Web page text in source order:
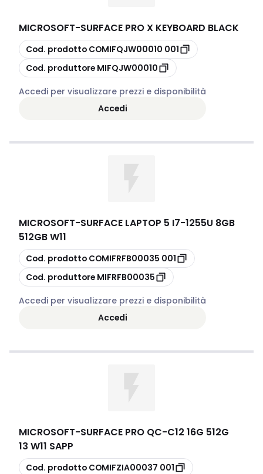
MICROSOFT-SURFACE PRO X KEYBOARD BLACK
copia
Cod. prodotto
COMIFQJW00010 001
copia
Cod. produttore MIFQJW00010
Accedi per visualizzare prezzi e disponibilità
Accedi
MICROSOFT-SURFACE LAPTOP 5 I7-1255U 8GB
512GB W11
copia
Cod. prodotto
COMIFRFB00035 001
copia
Cod. produttore MIFRFB00035
Accedi per visualizzare prezzi e disponibilità
Accedi
MICROSOFT-SURFACE PRO QC-C12 16G 512G
13 W11 SAPP
copia
Cod. prodotto
COMIFZIA00037 001